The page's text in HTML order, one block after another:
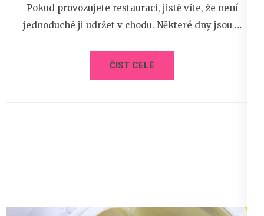
Pokud provozujete restauraci, jistě víte, že není
jednoduché ji udržet v chodu. Některé dny jsou …
ČÍST CELÉ